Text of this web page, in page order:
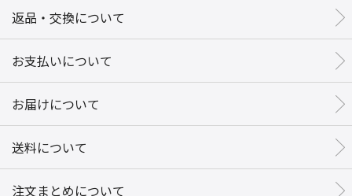
返品・交換について
お支払いについて
お届けについて
送料について
注文まとめについて